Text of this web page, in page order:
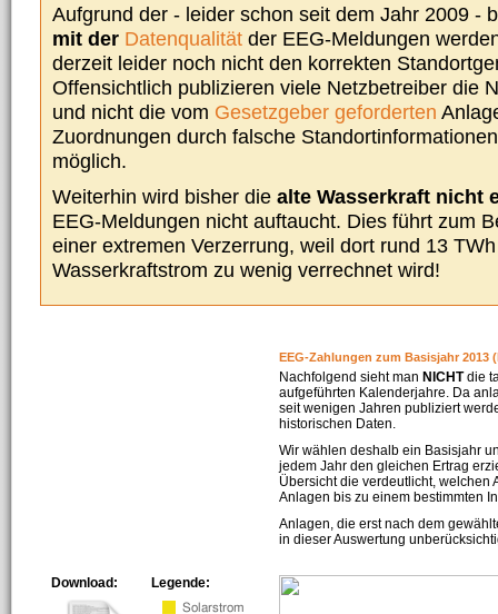
Aufgrund der - leider schon seit dem Jahr 2009 -
mit der Datenqualität der EEG-Meldungen
derzeit leider noch nicht den korrekten
Offensichtlich publizieren viele Netzbetreiber die
und nicht die vom Gesetzgeber geforderten
Zuordnungen durch falsche
möglich.
Weiterhin wird bisher die alte Wasserkraft nicht
EEG-Meldungen nicht auftaucht. Dies führt zum
einer extremen Verzerrung, weil dort rund 13
Wasserkraftstrom zu wenig verrechnet wird!
EEG-Zahlungen zum Basisjahr 2013
Nachfolgend sieht man NICHTdie
aufgeführten Kalenderjahre. Da
seit wenigen Jahren publiziert
historischen Daten.
Wir wählen deshalb ein Basisjahr
jedem Jahr den gleichen Ertrag
Übersicht die verdeutlicht, welchen
Anlagen bis zu einem bestimmten
Anlagen, die erst nach dem
in dieser Auswertung
Legende:
Download: